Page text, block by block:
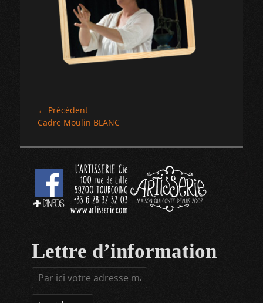
Navigation
de
← Précédent
Article
Cadre Moulin BLANC
Lettre d’information